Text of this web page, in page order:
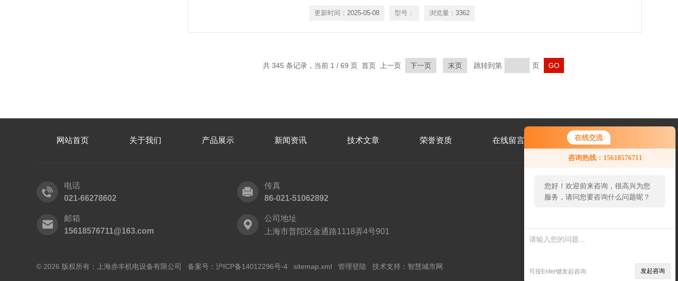
在线交流
咨询热线：15618576711
您好！欢迎前来咨询，很高兴为您
服务，请问您要咨询什么问题呢？
可按Enter键发起咨询 发起咨询
更新时间： 2025-05-08 型号： 浏览量： 3362
共 345 条记录，当前 1 / 69 页 首页 上一页 下一页 末页 跳转到第 页
网站首页 关于我们 产品展示 新闻资讯 技术文章 荣誉资质 在线留言 联系我们
电话
021-66278602
传真
86-021-51062892
邮箱
15618576711@163.com
公司地址
上海市普陀区金通路1118弄4号901
© 2026 版权所有：上海赤丰机电设备有限公司 备案号： 沪ICP备14012296号-4 sitemap.xml 管理登陆 技术支持： 智慧城市网
码